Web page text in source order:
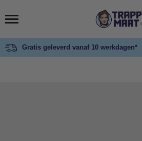
Gratis geleverd vanaf 10 werkdagen*